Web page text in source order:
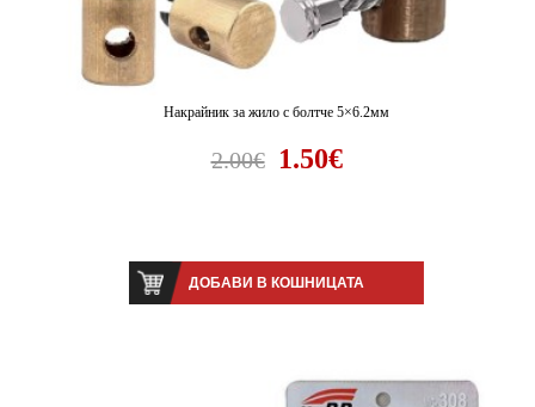
Накрайник за жило с болтче 5×6.2мм
2.00€ 1.50€
ДОБАВИ В КОШНИЦАТА